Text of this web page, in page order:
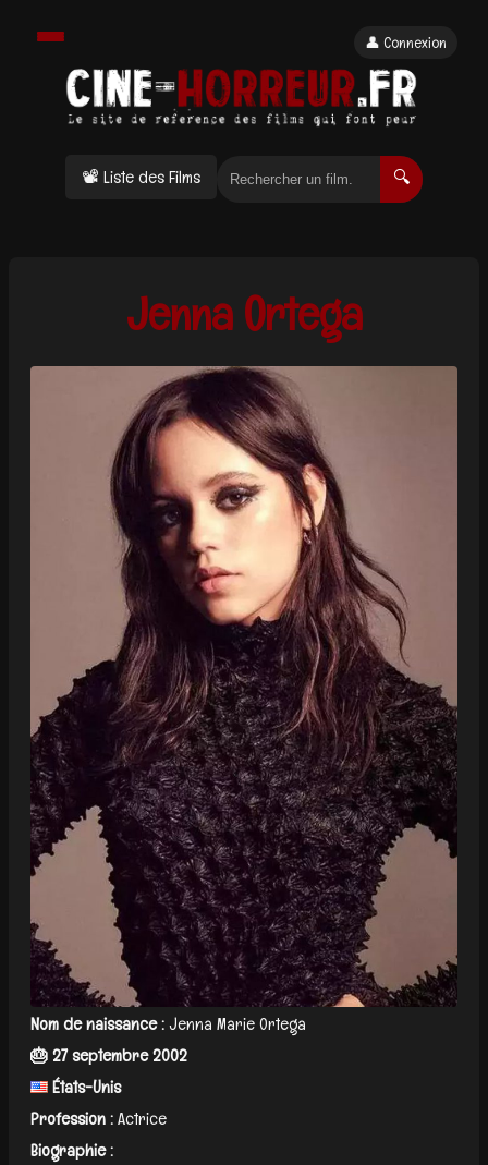
📽 Liste des Films 🔍
👤 Connexion
Jenna Ortega
Nom de naissance :Jenna Marie Ortega
🎂 27 septembre 2002
États-Unis
Profession :Actrice
Biographie :